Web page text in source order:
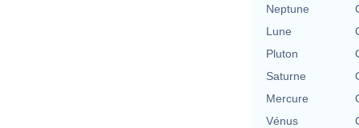
Neptune
Lune
Pluton
Saturne
Mercure
Vénus